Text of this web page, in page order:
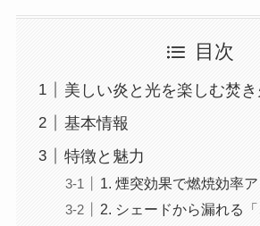
目次
美しい炎と光を楽しむ焚き
基本情報
特徴と魅力
1. 煙突効果で燃焼効率
2. シェードから漏れる「